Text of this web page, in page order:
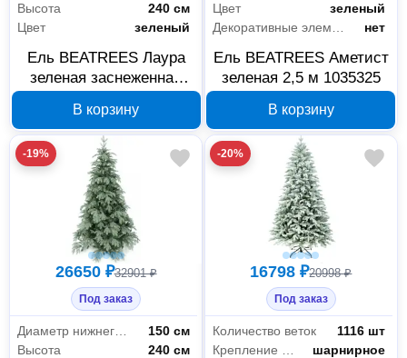
Офис и дом
Для дома
Высота
240 см
Цвет
зеленый
Ель BEATREES Лаура
зеленая заснеженная
В корзину
Цвет
зеленый
нет
Ель BEATREES Аметист
зеленая 2,5 м 1035325
В корзину
-19%
26650 ₽32901 ₽
Под заказ
Диаметр нижнего яруса
150 см
Высота
240 см
-20%
16798 ₽20998 ₽
Под заказ
Количество веток
1116 шт
шарнирное